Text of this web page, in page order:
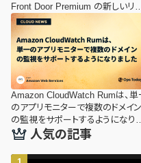
Front Door Premium の新しいリー
ジョン
Amazon CloudWatch Rumは、単
のアプリモニターで複数のドメイン
の監視をサポートするようになり
した 人気の記事